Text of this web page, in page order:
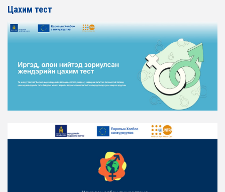
ЖЕНДЭРИЙН ҮНДЭСНИЙ ХОРООНЫ АЖЛЫН АЛБАНЫ
ТӨЛӨӨЛӨЛ ХОТ БАЙГУУЛАЛТ, БАРИЛГА, ОРОН
СУУЦЖУУЛАЛТЫН ЯАМАНД АЖИЛЛАВ
2026-02-16
ЖЕНДЭРИЙН ЭРХ ТЭГШ БАЙДЛЫГ ХАНГАХ ҮЙЛ
АЖИЛЛАГААГ ЭРЧИМЖҮҮЛЭХ САРЫН ХУВААРЬТАЙ
2026-02-16
ТӨЛӨӨЛӨЛ ЗАМ ТЭЭВРИЙН ЯАМАНД АЖИЛЛАВ
ЖЕНДЭРИЙН ҮНДЭСНИЙ ХОРООНЫ АЖЛЫН АЛБАНЫ
ТӨЛӨӨЛӨЛ БАТЛАН ХАМГААЛАХ ЯАМАНД
Цахим тест